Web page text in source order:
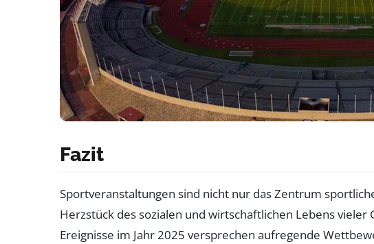
Fazit
Sportveranstaltungen sind nicht nur das Zentrum
Herzstück des sozialen und wirtschaftlichen Lebens vieler
Ereignisse im Jahr 2025 versprechen aufregende